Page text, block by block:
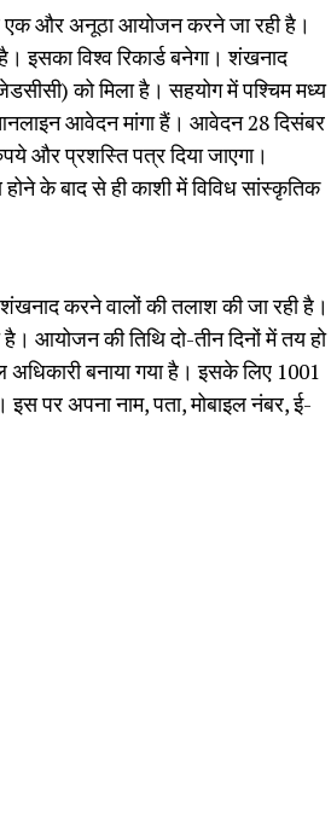
एक और अनूठा आयोजन करने जा रही है।
इसका विश्व रिकार्ड बनेगा। शंखनाद
को मिला है। सहयोग में पश्चिम मध्य
आवेदन मांगा हैं। आवेदन 28 दिसंबर
और प्रशस्ति पत्र दिया जाएगा।
के बाद से ही काशी में विविध सांस्‍कृतिक
करने वालों की तलाश की जा रही है।
आयोजन की तिथि दो-तीन दिनों में तय हो
बनाया गया है। इसके लिए 1001
पर अपना नाम, पता, मोबाइल नंबर, ई-